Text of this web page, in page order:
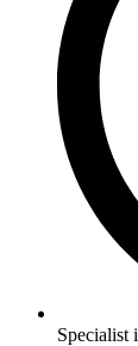
Specialist